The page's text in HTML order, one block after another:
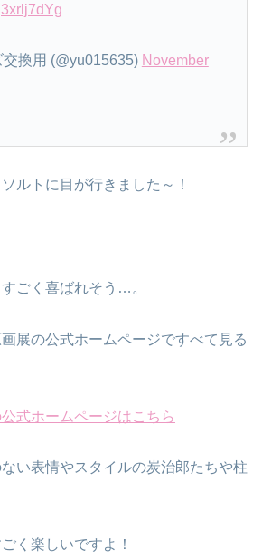
換用 (@yu015635) November
ルトに目が行きました～！
ごく喜ばれそう…。
展の公式ホームページですべて見る
式ホームページはこちら
い表情やスタイルの炭治郎たちや柱
く楽しいですよ！